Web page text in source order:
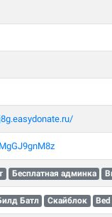
Бесплатная админка
Батл Скайблок